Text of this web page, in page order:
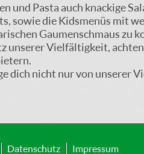
Pasta auch knackige
sowie die Kidsmenüs mit
Gaumenschmaus zu
Vielfältigkeit,
dich nicht nur von unserer
Datenschutz Impressum